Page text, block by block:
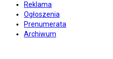
Reklama
Ogłoszenia
Prenumerata
Archiwum